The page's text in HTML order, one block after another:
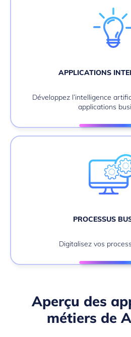
APPLICATIONS
Développez l’intelligence
applications
PROCESSUS
Digitalisez vos
Aperçu des
métiers de